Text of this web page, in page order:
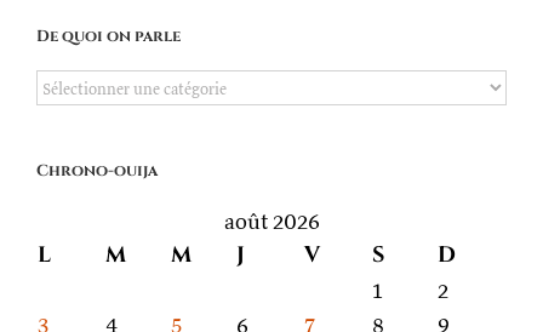
De quoi on parle
De
parle
Chrono-ouija
août 2026
L M M J V S D
1
2
3
4 5 6 7 8
9